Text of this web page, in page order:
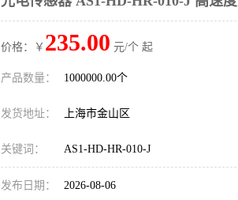
价格：￥ 235.00 元/个 起
产品数量： 1000000.00个
发货地址： 上海市金山区
关键词： AS1-HD-HR-010-J
发布日期： 2026-08-06